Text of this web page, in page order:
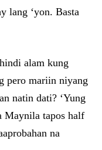
lang ‘yon. Basta
alam kung
pero mariin niyang
natin dati? ‘Yung
Maynila tapos half
na